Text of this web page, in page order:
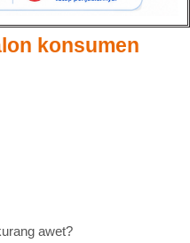
konsumen
awet?